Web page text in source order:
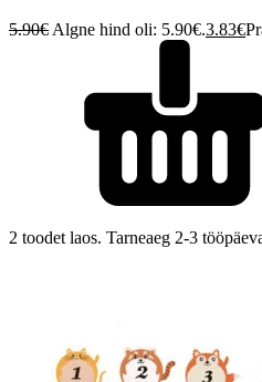
5.90€ Algne hind oli: 5.90€.3.83€
2 toodet laos. Tarneaeg 2-3